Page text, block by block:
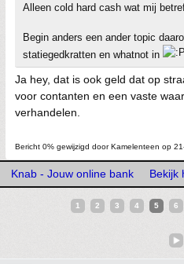
Alleen cold hard cash wat mij
Begin anders een ander topic
statiegedkratten en whatnot in
Ja hey, dat is ook geld dat op
voor contanten en een vaste
verhandelen.
Bericht 0% gewijzigd door Kamelenteen op
Knab - Jouw online bank Bekijk
1 2 3 4 5 6